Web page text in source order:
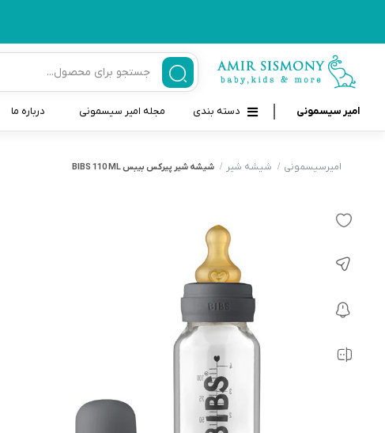
امیر سیسمونی دسته بندی
قاب و بندپستانک
دستگاه بخور سرد کودک
لوازم حمام نوزاد
لوازم اتاق نوزاد و کودک
اسباب بازی دخترانه و پسرانه
مجله امیر سیسمونی درباره ما
امیرسیسمونی شیشه شیر شیشه شیر پیرکس بیبس BIBS 110 ML